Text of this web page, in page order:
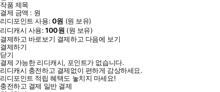
작품 제목
결제 금액 : 원
리디포인트 사용: 0원 (원 보유)
리디캐시 사용:100원 (원 보유)
결제하고 바로보기 결제하고 다음에 보기
결제하기
닫기
결제 가능한 리디캐시, 포인트가 없습니다.
리디캐시 충전하고 결제없이 편하게 감상하세요.
리디포인트 적립 혜택도 놓치지 마세요!
충전하고 결제 일반 결제